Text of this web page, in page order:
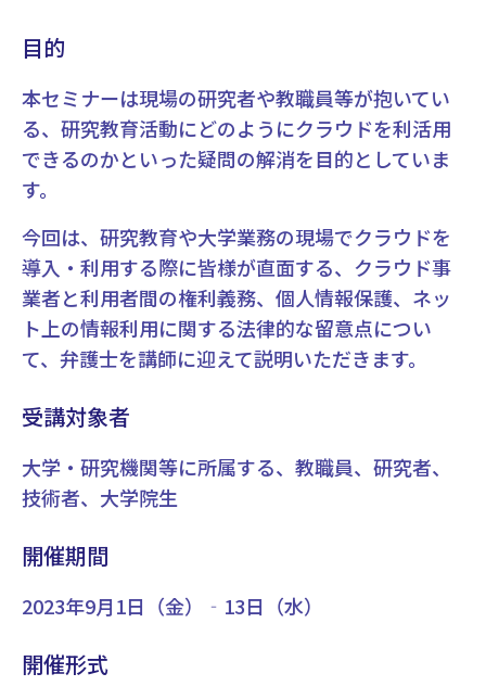
目的
本セミナーは現場の研究者や教職員等が抱いてい
る、研究教育活動にどのようにクラウドを利活用
できるのかといった疑問の解消を目的としていま
す。
今回は、研究教育や大学業務の現場でクラウドを
導入・利用する際に皆様が直面する、クラウド事
業者と利用者間の権利義務、個人情報保護、ネッ
ト上の情報利用に関する法律的な留意点につい
て、弁護士を講師に迎えて説明いただきます。
受講対象者
大学・研究機関等に所属する、教職員、研究者、
技術者、大学院生
開催期間
2023年9月1日（金）‐13日（水）
開催形式